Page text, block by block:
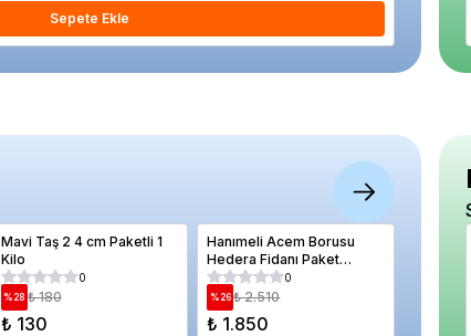
Sepete Ekle
Mavi Taş 2 4 cm Paketli 1
Kilo
0
%28 ₺ 180
₺ 130
Hanımeli Acem Borusu
Hedera Fidanı Paket
Kampanyası0
%26 ₺ 2.510
₺ 1.850
Asma
20 40